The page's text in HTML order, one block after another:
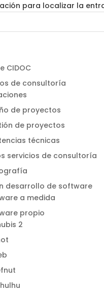
para localizar la
CIDOC
de consultoría
de proyectos
de proyectos
técnicas
servicios de consultoría
desarrollo de software
a medida
propio
2